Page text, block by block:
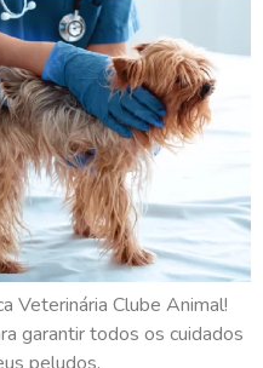
Veterinária Clube Animal!
garantir todos os cuidados
peludos.